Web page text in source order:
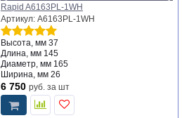
Rapid A6163PL-1WH
Артикул: A6163PL-1WH
Высота, мм 37
Длина, мм 145
Диаметр, мм 165
Ширина, мм 26
6 750 руб. за шт